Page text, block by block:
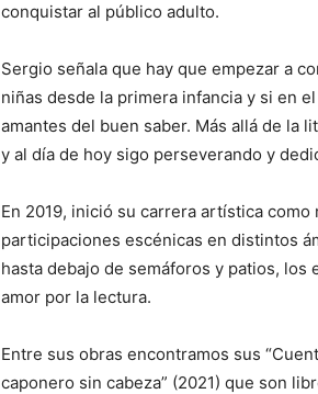
conquistar al público adulto.
Sergio señala que hay que empezar a
niñas desde la primera infancia y si en
amantes del buen saber. Más allá de la
y al día de hoy sigo perseverando y
En 2019, inició su carrera artística
participaciones escénicas en distintos
hasta debajo de semáforos y patios,
amor por la lectura.
Entre sus obras encontramos sus
caponero sin cabeza” (2021) que son